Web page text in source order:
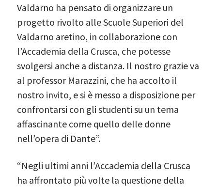
Valdarno ha pensato di organizzare un
progetto rivolto alle Scuole Superiori del
Valdarno aretino, in collaborazione con
l’Accademia della Crusca, che potesse
svolgersi anche a distanza. Il nostro grazie va
al professor Marazzini, che ha accolto il
nostro invito, e si è messo a disposizione per
confrontarsi con gli studenti su un tema
affascinante come quello delle donne
nell’opera di Dante”.
“Negli ultimi anni l’Accademia della Crusca
ha affrontato più volte la questione della